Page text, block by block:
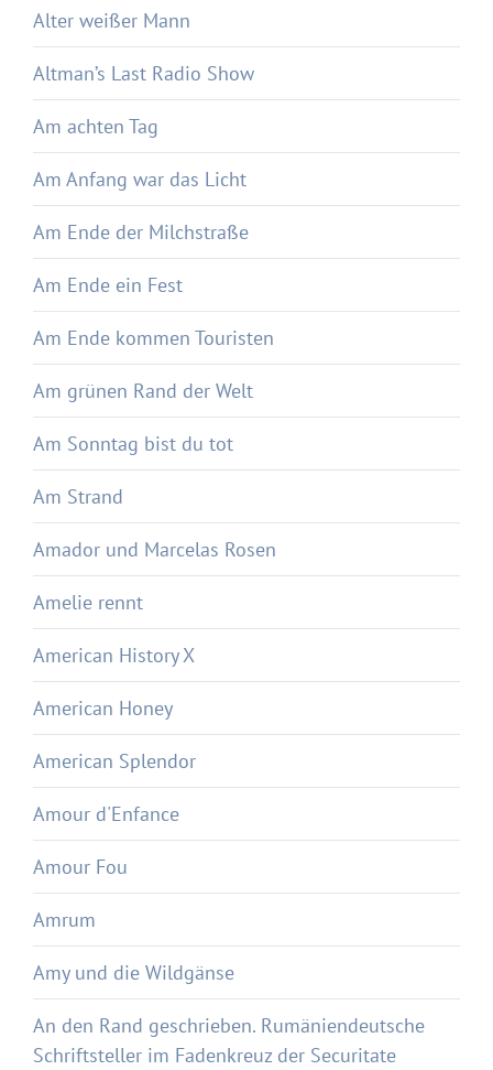
Alter weißer Mann
Altman’s Last Radio Show
Am achten Tag
Am Anfang war das Licht
Am Ende der Milchstraße
Am Ende ein Fest
Am Ende kommen Touristen
Am grünen Rand der Welt
Am Sonntag bist du tot
Am Strand
Amador und Marcelas Rosen
Amelie rennt
American History X
American Honey
American Splendor
Amour d'Enfance
Amour Fou
Amrum
Amy und die Wildgänse
An den Rand geschrieben. Rumäniendeutsche
Schriftsteller im Fadenkreuz der Securitate